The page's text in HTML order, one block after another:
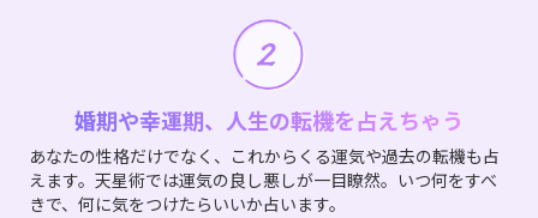
婚期や幸運期、人生の転機を占えちゃう
あなたの性格だけでなく、これからくる運気や過去の転機も占
えます。天星術では運気の良し悪しが一目瞭然。いつ何をすべ
きで、何に気をつけたらいいか占います。